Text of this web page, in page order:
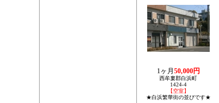
1ヶ月 50,000円
西牟婁郡白浜町
1424-4
【空室】
★白浜繁華街の並びです★